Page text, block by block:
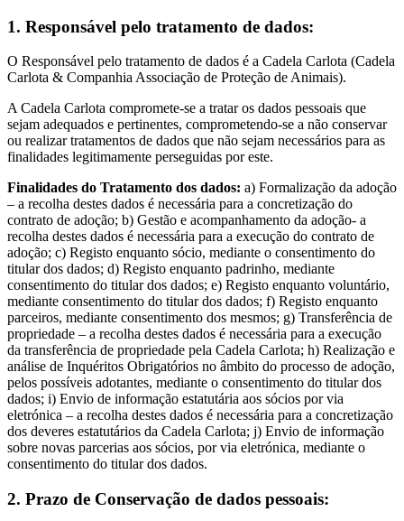
1. Responsável pelo tratamento de dados:
O Responsável pelo tratamento de dados é a Cadela Carlota (Cadela
Carlota & Companhia Associação de Proteção de Animais).
A Cadela Carlota compromete-se a tratar os dados pessoais que
sejam adequados e pertinentes, comprometendo-se a não conservar
ou realizar tratamentos de dados que não sejam necessários para as
finalidades legitimamente perseguidas por este.
Finalidades do Tratamento dos dados: a) Formalização da adoção
– a recolha destes dados é necessária para a concretização do
contrato de adoção; b) Gestão e acompanhamento da adoção- a
recolha destes dados é necessária para a execução do contrato de
adoção; c) Registo enquanto sócio, mediante o consentimento do
titular dos dados; d) Registo enquanto padrinho, mediante
consentimento do titular dos dados; e) Registo enquanto voluntário,
mediante consentimento do titular dos dados; f) Registo enquanto
parceiros, mediante consentimento dos mesmos; g) Transferência de
propriedade – a recolha destes dados é necessária para a execução
da transferência de propriedade pela Cadela Carlota; h) Realização e
análise de Inquéritos Obrigatórios no âmbito do processo de adoção,
pelos possíveis adotantes, mediante o consentimento do titular dos
dados; i) Envio de informação estatutária aos sócios por via
eletrónica – a recolha destes dados é necessária para a concretização
dos deveres estatutários da Cadela Carlota; j) Envio de informação
sobre novas parcerias aos sócios, por via eletrónica, mediante o
consentimento do titular dos dados.
2. Prazo de Conservação de dados pessoais: